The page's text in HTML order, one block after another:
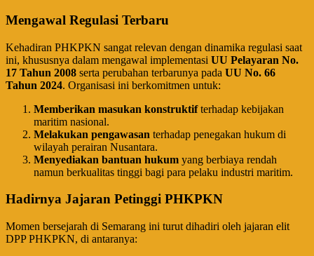
Mengawal Regulasi Terbaru
​Kehadiran PHKPKN sangat relevan dengan dinamika regulasi saat
ini, khususnya dalam mengawal implementasi UU Pelayaran No.
17 Tahun 2008 serta perubahan terbarunya pada UU No. 66
Tahun 2024. Organisasi ini berkomitmen untuk:
Memberikan masukan konstruktifterhadap kebijakan
maritim nasional.
Melakukan pengawasan terhadap penegakan hukum di
wilayah perairan Nusantara.
Menyediakan bantuan hukum yang berbiaya rendah
namun berkualitas tinggi bagi para pelaku industri maritim.
Hadirnya Jajaran Petinggi PHKPKN
​Momen bersejarah di Semarang ini turut dihadiri oleh jajaran elit
DPP PHKPKN, di antaranya: